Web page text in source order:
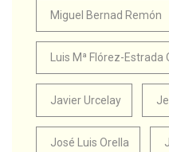
Miguel Bernad Remón
Luis Mª Flórez-Estrada
Javier Urcelay
José Luis Orella